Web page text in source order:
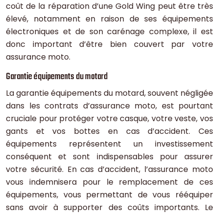
coût de la réparation d’une Gold Wing peut être très
élevé, notamment en raison de ses équipements
électroniques et de son carénage complexe, il est
donc important d’être bien couvert par votre
assurance moto.
Garantie équipements du motard
La garantie équipements du motard, souvent négligée
dans les contrats d’assurance moto, est pourtant
cruciale pour protéger votre casque, votre veste, vos
gants et vos bottes en cas d’accident. Ces
équipements représentent un investissement
conséquent et sont indispensables pour assurer
votre sécurité. En cas d’accident, l’assurance moto
vous indemnisera pour le remplacement de ces
équipements, vous permettant de vous rééquiper
sans avoir à supporter des coûts importants. Le